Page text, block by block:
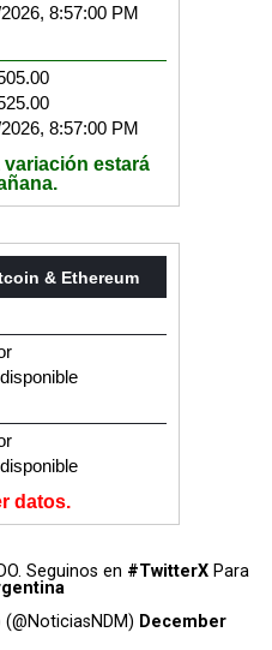
8:57:00 PM
8:57:00 PM
variación estará
& Ethereum
datos.
Seguinos en #TwitterX Para
December